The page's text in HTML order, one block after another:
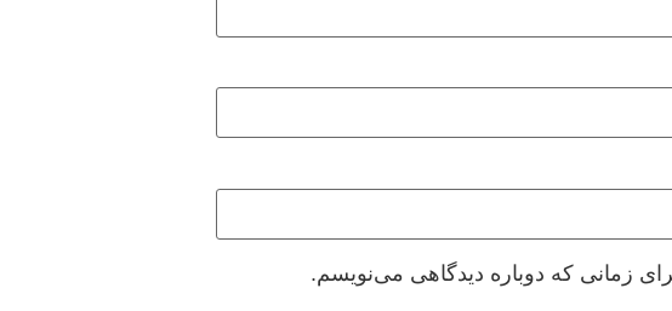
زمانی که دوباره دیدگاهی می‌نویسم.